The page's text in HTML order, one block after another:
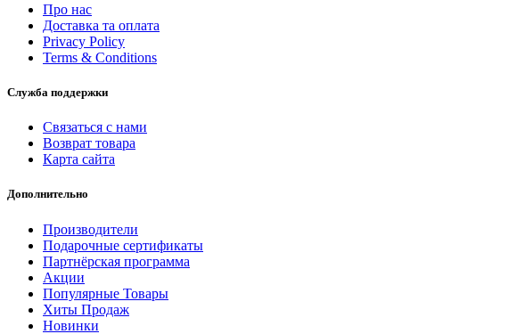
Про нас
Доставка та оплата
Privacy Policy
Terms & Conditions
Служба поддержки
Связаться с нами
Возврат товара
Карта сайта
Дополнительно
Производители
Подарочные сертификаты
Партнёрская программа
Акции
Популярные Товары
Хиты Продаж
Новинки